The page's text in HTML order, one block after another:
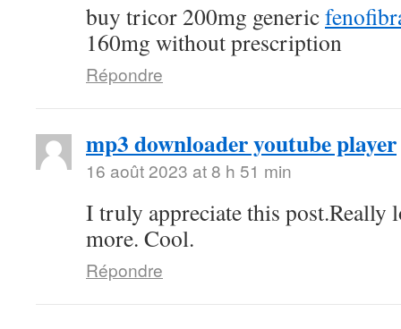
buy tricor 200mg generic
160mg without prescription
Répondre
mp3 downloader youtube player
16 août 2023 at 8 h 51 min
I truly appreciate this post.Really
more. Cool.
Répondre